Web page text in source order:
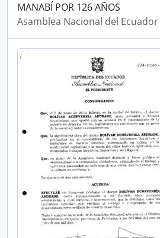
MANABÍ POR 126 AÑOS
Asamblea Nacional del Ecuador